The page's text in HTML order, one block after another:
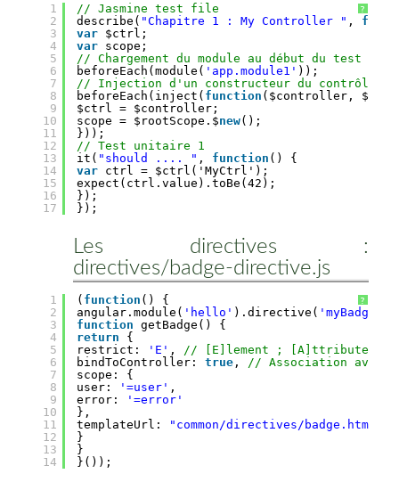
?
1
2
3
4
5
6
7
8
9
10
11
12
13
14
15
16
17
// Jasmine test file
describe( "Chapitre 1 : My Controller " ,
var $ctrl;
var scope;
// Chargement du module au début du test
beforeEach(module( 'app.module1' ));
// Injection d'un constructeur du contrôleur
beforeEach(inject( function ($controller,
$ctrl = $controller;
scope = $rootScope.$new();
}));
// Test unitaire 1
it( "should .... " , function () {
var ctrl = $ctrl('MyCtrl');
expect(ctrl.value).toBe(42);
});
});
Les directives :
directives/badge-directive.js
?
1
2
3
4
5
6
7
8
9
10
11
12
13
14
( function () {
angular.module( 'hello' ).directive( 'myBadge'
function
getBadge() {
return
{
restrict:
'E' ,
// [E]lement ; [A]ttribute ;
bindToController: true ,
// Association avec
scope: {
user:
'=user' ,
error:
'=error'
},
templateUrl:
"common/directives/badge.html"
}
}
}());